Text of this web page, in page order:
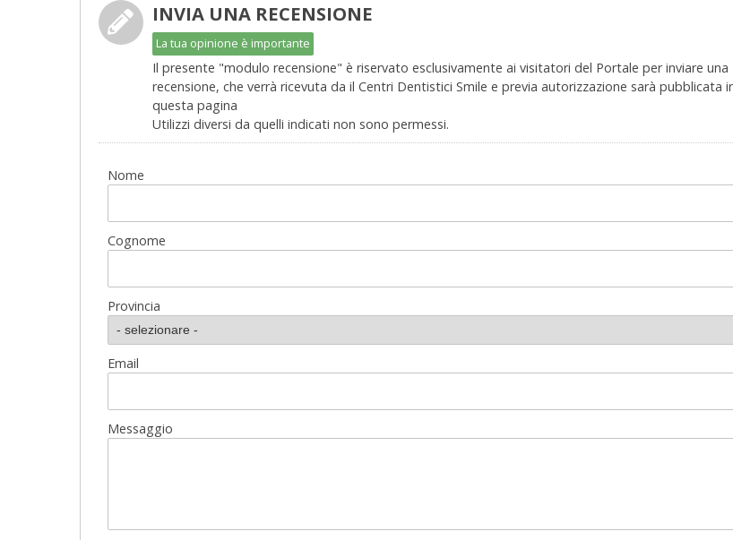
INVIA UNA RECENSIONE
La tua opinione è importante
Il presente "modulo recensione" è riservato esclusivamente ai visitatori del Portale per inviare una
recensione, che verrà ricevuta da il Centri Dentistici Smile e previa autorizzazione sarà pubblicata
questa pagina
Utilizzi diversi da quelli indicati non sono permessi.
Nome
Cognome
Provincia
Email
Messaggio